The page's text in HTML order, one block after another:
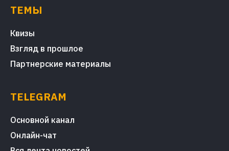
ТЕМЫ
Квизы
Взгляд в прошлое
Партнерские материалы
TELEGRAM
Основной канал
Онлайн-чат